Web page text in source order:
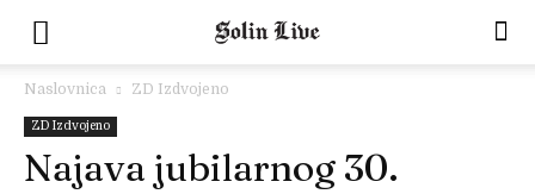
Naslovnica ZD Izdvojeno
ZD Izdvojeno
Najava jubilarnog 30.